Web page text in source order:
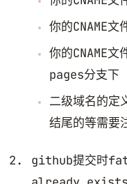
你的CNAME
你的CNAME
pages分支下
二级域名的
结尾的等需要
github提交时